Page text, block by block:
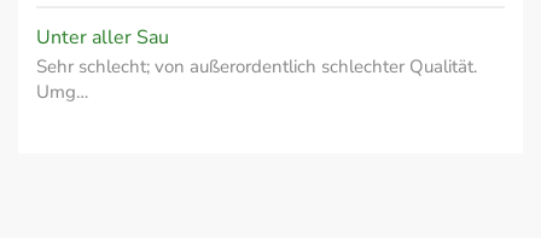
Unter aller Sau
Sehr schlecht; von außerordentlich schlechter Qualität.
Umg…